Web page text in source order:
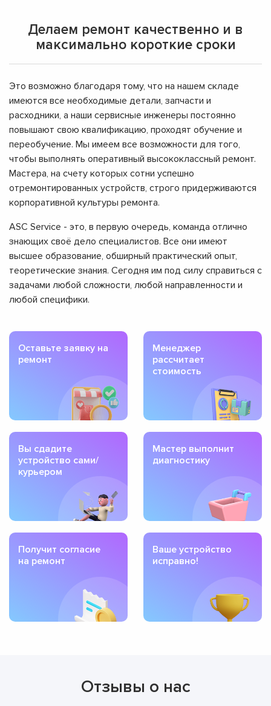
Делаем ремонт качественно и в
максимально короткие сроки
Это возможно благодаря тому, что на нашем складе
имеются все необходимые детали, запчасти и
расходники, а наши сервисные инженеры постоянно
повышают свою квалификацию, проходят обучение и
переобучение. Мы имеем все возможности для того,
чтобы выполнять оперативный высококлассный ремонт.
Мастера, на счету которых сотни успешно
отремонтированных устройств, строго придерживаются
корпоративной культуры ремонта.
ASC Service - это, в первую очередь, команда отлично
знающих своё дело специалистов. Все они имеют
высшее образование, обширный практический опыт,
теоретические знания. Сегодня им под силу справиться с
задачами любой сложности, любой направленности и
любой специфики.
Оставьте заявку на
ремонт
Менеджер
рассчитает
стоимость
Вы сдадите
устройство сами/
курьером
Мастер выполнит
диагностику
Получит согласие
на ремонт
Ваше устройство
исправно!
Отзывы о нас